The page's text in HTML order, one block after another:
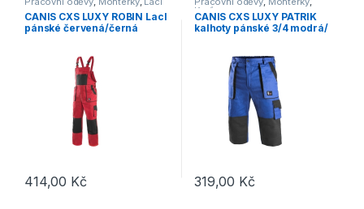
CANIS CXS LUXY ROBIN Lacl
pánské červená/černá
414,00 Kč
Tento produkt má více variant. Možnosti lze vybrat na stránce
Kraťasy
CANIS CXS LUXY PATRIK
kalhoty pánské 3/4 modrá/
319,00 Kč
Tento produkt má více